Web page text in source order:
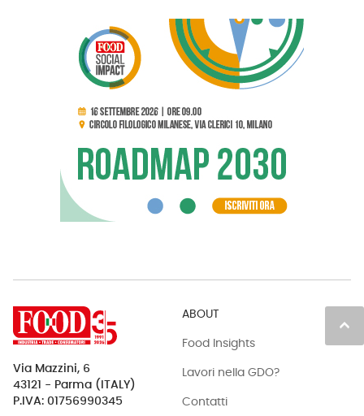
keyboard_arrow_up
Via Mazzini, 6
43121 - Parma (ITALY)
P.IVA: 01756990345
ABOUT
Food Insights
Lavori nella GDO?
Contatti